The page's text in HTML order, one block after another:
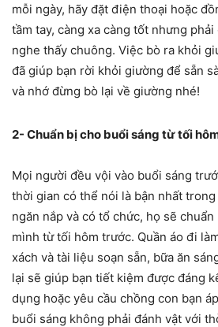
mỗi ngày, hãy đặt điện thoại hoặc
tầm tay, càng xa càng tốt nhưng
nghe thấy chuông. Việc bò ra khỏi
đã giúp bạn rời khỏi giường để sẵn
và nhớ đừng bò lại về giường nhé!
2- Chuẩn bị cho buổi sáng từ tối
Mọi người đều vội vào buổi sáng
thời gian có thể nói là bận nhất
ngăn nắp và có tổ chức, họ sẽ
mình từ tối hôm trước. Quần áo đi
xách và tài liệu soạn sẵn, bữa ăn
lại sẽ giúp bạn tiết kiệm được đáng
dụng hoặc yêu cầu chồng con bạn
buổi sáng không phải đánh vật với